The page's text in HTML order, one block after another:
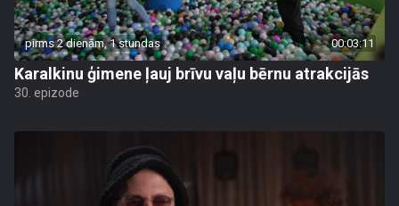
pirms 2 dienām, 1 stundas 00:03:11
Karalkinu ģimene ļauj brīvu vaļu bērnu atrakcijās
30. epizode